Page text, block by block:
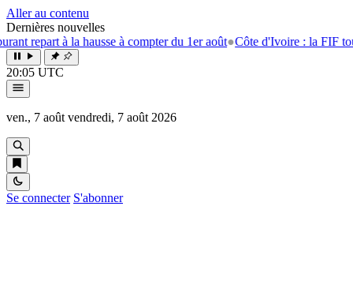
Aller au contenu
Dernières nouvelles
à compter du 1er août●Côte d'Ivoire : la FIF tourne la page
20:05 UTC
ven., 7 août vendredi, 7 août 2026
Se connecter S'abonner